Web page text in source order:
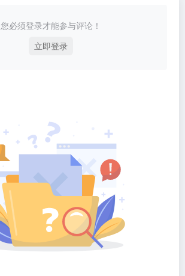
您必须登录才能参与评论！
立即登录